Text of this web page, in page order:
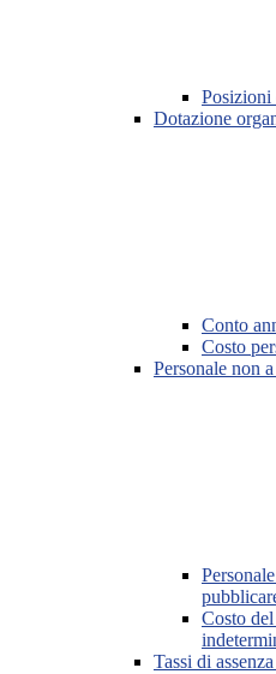
Posizioni
Dotazione
Conto
Costo
Personale non
Costo
Tassi di assenza